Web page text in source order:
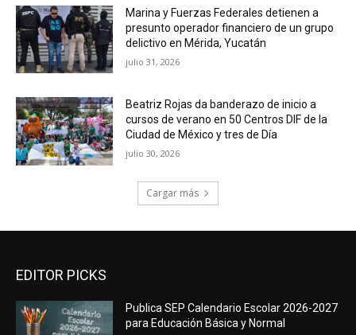
Marina y Fuerzas Federales detienen a
presunto operador financiero de un grupo
delictivo en Mérida, Yucatán
julio 31, 2026
Beatriz Rojas da banderazo de inicio a
cursos de verano en 50 Centros DIF de la
Ciudad de México y tres de Día
julio 30, 2026
Cargar más
EDITOR PICKS
Publica SEP Calendario Escolar 2026-2027
para Educación Básica y Normal